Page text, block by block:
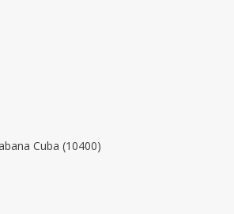
Cuba (10400)